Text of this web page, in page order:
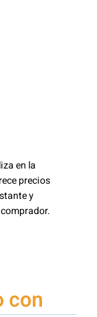
en la
precios
y
con